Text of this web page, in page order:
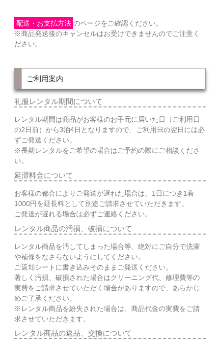
配送・お支払方法 のページをご確認ください。
※商品発送後のキャンセルはお受けできませんのでご注意く
ださい。
ご利用案内
礼服レンタル期間について
レンタル期間は商品がお客様のお手元に届いた日（ご利用日
の2日前）から3泊4日となりますので、ご利用日の翌日には必
ずご発送ください。
※長期レンタルをご希望の場合はご予約の際にご相談くださ
い。
延滞料金について
お客様の都合によりご発送が遅れた場合は、1日につき1着
1000円を延長料として別途ご請求させていただきます。
ご発送が遅れる場合は必ずご連絡ください。
レンタル商品の汚損、破損について
レンタル商品を汚してしまった場合等、絶対にご自分で洗濯
や補修をなさらないようにしてください。
ご返却シートに書き込みそのままご発送ください。
著しく汚損、破損された場合はクリーニング代、修理費等の
実費をご請求させていただく場合がありますので、あらかじ
めご了承ください。
※レンタル商品を紛失された場合は、商品代金の実費をご請
求させていただきます。
レンタル商品の返品、交換について